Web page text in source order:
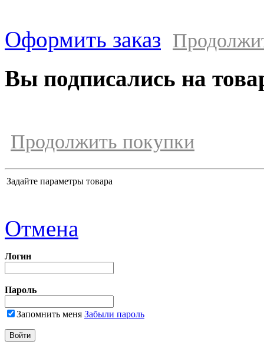
Оформить заказ
Вы подписались на
Продолжить покупки
Задайте параметры товара
Отмена
Логин
Пароль
Запомнить меня Забыли пароль